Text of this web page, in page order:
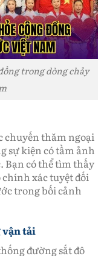
trong dòng chảy
chuyến thăm ngoại
sự kiện có tầm ảnh
Bạn có thể tìm thấy
xác tuyệt đối
trong bối cảnh
vận tải
đường sắt đô